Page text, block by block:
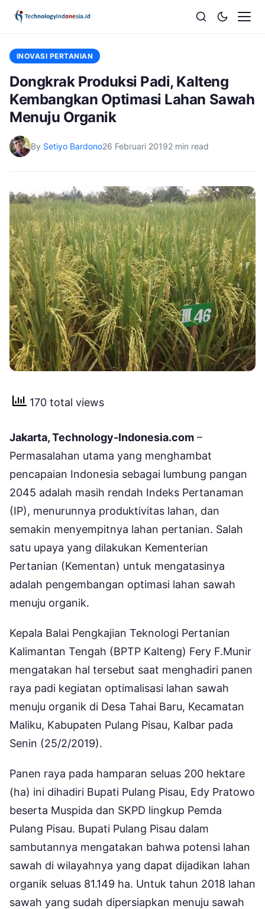
INOVASI PERTANIAN
Dongkrak Produksi Padi, Kalteng
Kembangkan Optimasi Lahan Sawah
Menuju Organik
By Setiyo Bardono26 Februari 20192 min read
170 total views
Jakarta, Technology-Indonesia.com –
Permasalahan utama yang menghambat
pencapaian Indonesia sebagai lumbung pangan
2045 adalah masih rendah Indeks Pertanaman
(IP), menurunnya produktivitas lahan, dan
semakin menyempitnya lahan pertanian. Salah
satu upaya yang dilakukan Kementerian
Pertanian (Kementan) untuk mengatasinya
adalah pengembangan optimasi lahan sawah
menuju organik.
Kepala Balai Pengkajian Teknologi Pertanian
Kalimantan Tengah (BPTP Kalteng) Fery F.Munir
mengatakan hal tersebut saat menghadiri panen
raya padi kegiatan optimalisasi lahan sawah
menuju organik di Desa Tahai Baru, Kecamatan
Maliku, Kabupaten Pulang Pisau, Kalbar pada
Senin (25/2/2019).
Panen raya pada hamparan seluas 200 hektare
(ha) ini dihadiri Bupati Pulang Pisau, Edy Pratowo
beserta Muspida dan SKPD lingkup Pemda
Pulang Pisau. Bupati Pulang Pisau dalam
sambutannya mengatakan bahwa potensi lahan
sawah di wilayahnya yang dapat dijadikan lahan
organik seluas 81.149 ha. Untuk tahun 2018 lahan
sawah yang sudah dipersiapkan menuju sawah